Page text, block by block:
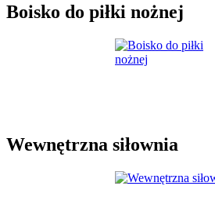
Boisko do piłki nożnej
Wewnętrzna siłownia